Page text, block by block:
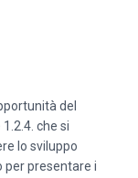
del
che si
lo sviluppo
per presentare i